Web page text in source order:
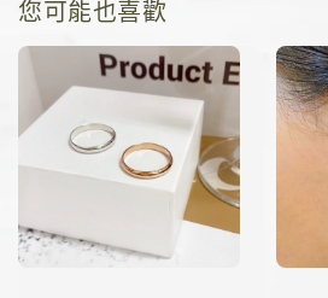
您可能也喜歡